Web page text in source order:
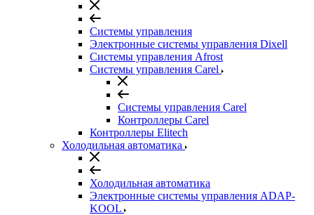
Системы управления
Электронные системы управления Dixell
Системы управления Afrost
Системы управления Carel
Системы управления Carel
Контроллеры Carel
Контроллеры Elitech
Холодильная автоматика
Холодильная автоматика
Электронные системы управления ADAP-
KOOL